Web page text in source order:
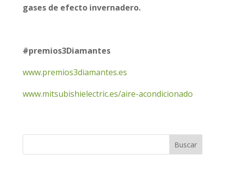
gases de efecto invernadero.
#premios3Diamantes
www.premios3diamantes.es
www.mitsubishielectric.es/aire-acondicionado
Buscar